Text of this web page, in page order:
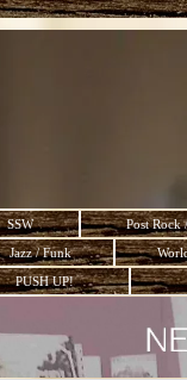
SSW
Post Rock
Jazz / Funk
PUSH UP!